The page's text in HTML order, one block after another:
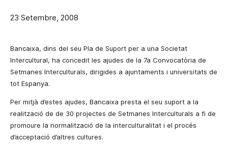
23 Setembre, 2008
Bancaixa, dins del seu Pla de Suport per a una Societat
Intercultural, ha concedit les ajudes de la 7a Convocatòria de
Setmanes Interculturals, dirigides a ajuntaments i universitats de
tot Espanya.
Per mitjà d’estes ajudes, Bancaixa presta el seu suport a la
realització de de 30 projectes de Setmanes Interculturals a fi de
promoure la normalització de la interculturalitat i el procés
d’acceptació d’altres cultures.